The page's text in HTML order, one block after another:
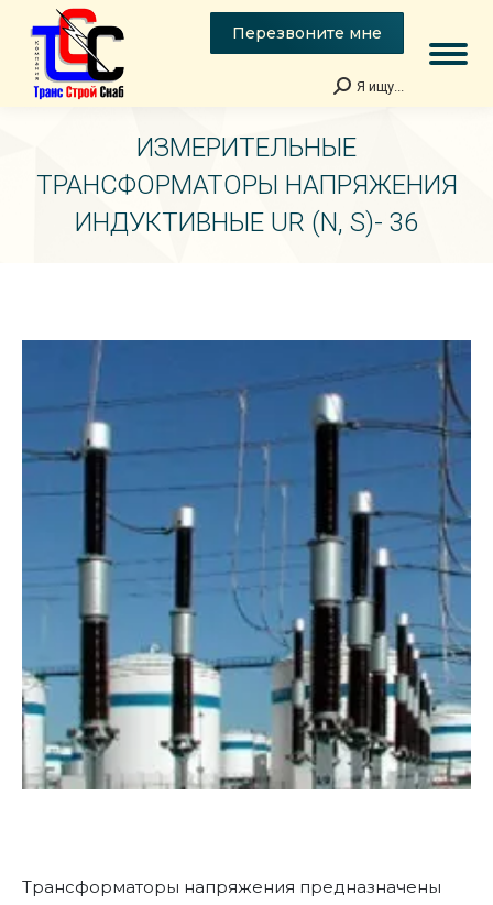
Перезвоните мне
Поиск:
Я ищу...
ИЗМЕРИТЕЛЬНЫЕ
ТРАНСФОРМАТОРЫ НАПРЯЖЕНИЯ
ИНДУКТИВНЫЕ UR (N, S)- 36
Трансформаторы напряжения предназначены